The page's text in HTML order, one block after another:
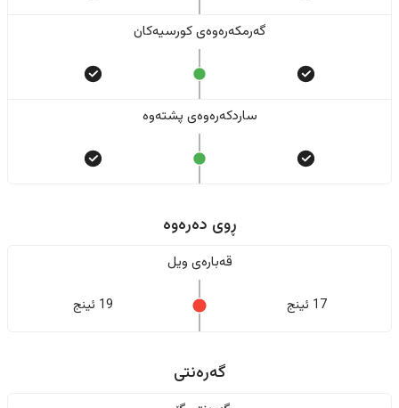
گەرمکەرەوەی کورسیەکان
ساردکەرەوەی پشتەوە
ڕوی دەرەوە
قەبارەی ویل
17 ئینج 19 ئینج
گەرەنتی